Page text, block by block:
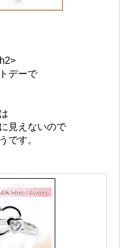
デーで
見えないので
です。